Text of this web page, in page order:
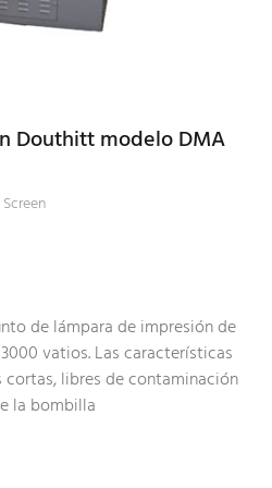
Douthitt modelo DMA
de lámpara de impresión de
vatios. Las características
libres de contaminación
la bombilla